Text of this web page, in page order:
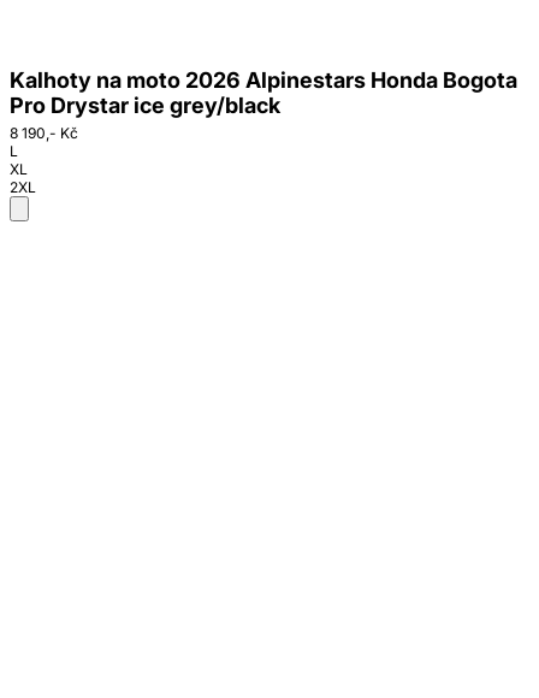
Kalhoty na moto 2026 Alpinestars Honda Bogota
Pro Drystar ice grey/black
8 190,- Kč
L
XL
2XL